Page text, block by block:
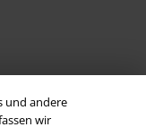
und andere
wir